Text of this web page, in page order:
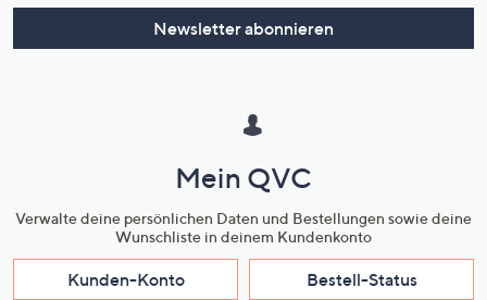
Newsletter abonnieren
Mein QVC
Verwalte deine persönlichen Daten und Bestellungen sowie deine
Wunschliste in deinem Kundenkonto
Kunden-Konto Bestell-Status